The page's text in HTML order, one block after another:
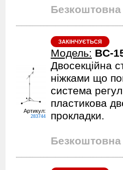
Безкоштовна
Артикул:
283744
ЗАКІНЧУЄТЬСЯ
Модель: BC-
Двосекційна
ніжками що
система
пластикова
прокладки.
Безкоштовна